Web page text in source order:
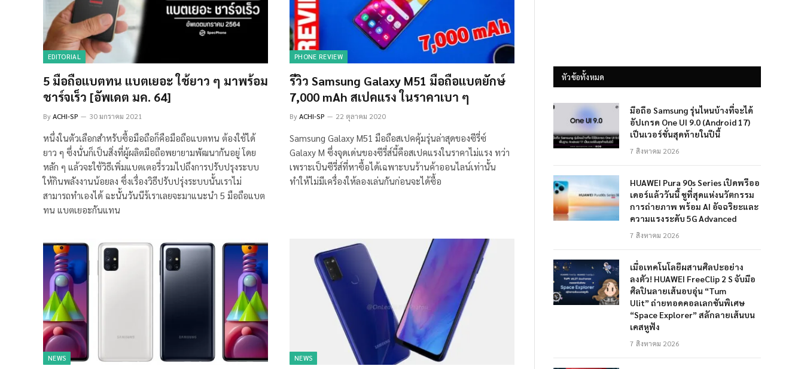
EDITORIAL
5 มือถือแบตทน แบตเยอะ ใช้ยาว ๆ มาพร้อม
ชาร์จเร็ว [อัพเดต มค. 64]
ByACHI-SP 30 มกราคม 2021
หนึ่งในตัวเลือกสำหรับซื้อมือถือก็คือมือถือแบตทน ต้องใช้ได้
ยาว ๆ ซึ่งนั่นก็เป็นสิ่งที่ผู้ผลิตมือถือพยายามพัฒนากันอยู่ โดย
หลัก ๆ แล้วจะใช้วิธีเพิ่มแบตเตอรี่รวมไปถึงการปรับปรุงระบบ
ให้กินพลังงานน้อยลง ซึ่งเรื่องวิธีปรับปรุ่งระบบนั้นเราไม่
สามารถทำเองได้ ฉะนั้นวันนีร้เราเลยจะมาแนะนำ 5 มือถือแบต
ทน แบตเยอะกันแทน
PHONE REVIEW
รีวิว Samsung Galaxy M51 มือถือแบตยักษ์
7,000 mAh สเปคแรง ในราคาเบา ๆ
ByACHI-SP 22 ตุลาคม 2020
Samsung Galaxy M51 มือถือสเปคคุ้มรุ่นล่าสุดของซีรี่ซ์
Galaxy M ซึ่งจุดเด่นของซีรี่ส์นี้คือสเปคแรงในราคาไม่แรง ทว่า
เพราะเป็นซีรี่ส์ที่หาซื้อได้เฉพาะบนร้านค้าออนไลน์เท่านั้น
ทำให้ไม่มีเครื่องให้ลองเล่นกันก่อนจะได้ซื้อ
NEWS NEWS
หัวข้อทั้งหมด
มือถือ Samsung รุ่นไหนบ้างที่จะได้
อัปเกรด One UI 9.0 (Android 17)
เป็นเวอร์ชั่นสุดท้ายในปีนี้
7 สิงหาคม 2026
HUAWEI Pura 90s Series เปิดพรีออ
เดอร์แล้ววันนี้ ชูที่สุดแห่งนวัตกรรม
การถ่ายภาพ พร้อม AI อัจฉริยะและ
ความแรงระดับ 5G Advanced
7 สิงหาคม 2026
เมื่อเทคโนโลยีผสานศิลปะอย่าง
ลงตัว! HUAWEI FreeClip 2 S จับมือ
ศิลปินลายเส้นอบอุ่น “Tum
Ulit” ถ่ายทอดคอลเลกชันพิเศษ
“Space Explorer” สลักลายเส้นบน
เคสหูฟัง
7 สิงหาคม 2026